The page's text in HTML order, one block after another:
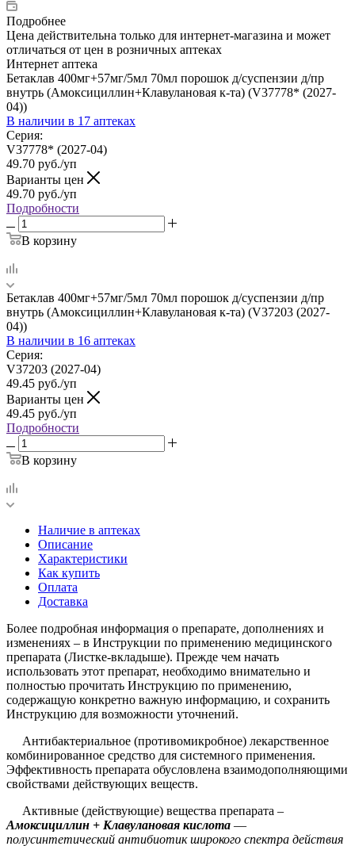
Подробнее
Цена действительна только для интернет-магазина и может
отличаться от цен в розничных аптеках
Интернет аптека
Бетаклав 400мг+57мг/5мл 70мл порошок д/суспензии д/пр
внутрь (Амоксициллин+Клавулановая к-та) (V37778* (2027-
04))
В наличии в 17 аптеках
Серия:
V37778* (2027-04)
49.70 руб./уп
Варианты цен
49.70 руб./уп
Подробности
В корзину
Бетаклав 400мг+57мг/5мл 70мл порошок д/суспензии д/пр
внутрь (Амоксициллин+Клавулановая к-та) (V37203 (2027-
04))
В наличии в 16 аптеках
Серия:
V37203 (2027-04)
49.45 руб./уп
Варианты цен
49.45 руб./уп
Подробности
В корзину
Наличие в аптеках
Описание
Характеристики
Как купить
Оплата
Доставка
Более подробная информация о препарате, дополнениях и
изменениях – в Инструкции по применению медицинского
препарата (Листке-вкладыше). Прежде чем начать
использовать этот препарат, необходимо внимательно и
полностью прочитать Инструкцию по применению,
содержащую конкретно важную информацию, и сохранить
Инструкцию для возможности уточнений.
Антибактериальное (противомикробное) лекарственное
комбинированное средство для системного применения.
Эффективность препарата обусловлена взаимодополняющими
свойствами действующих веществ.
Активные (действующие) вещества препарата –
Амоксициллин + Клавулановая кислота —
полусинтетический антибиотик широкого спектра действия